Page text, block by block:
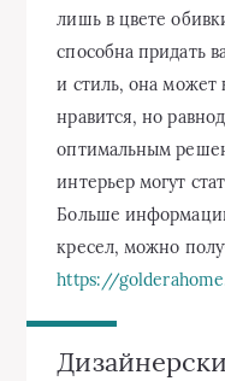
лишь в цвете
способна придать
и стиль, она может
нравится, но
оптимальным
интерьер могут
Больше
кресел, можно
https://